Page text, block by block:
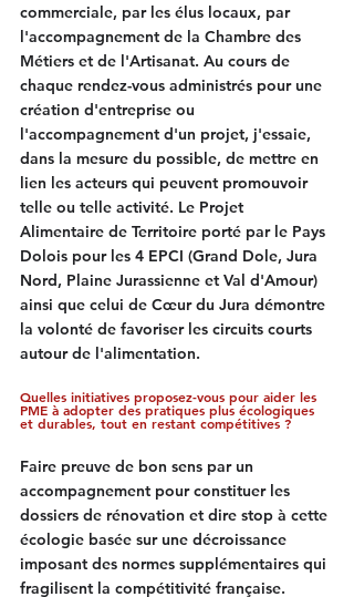
commerciale, par les élus locaux, par
l'accompagnement de la Chambre des
Métiers et de l'Artisanat. Au cours de
chaque rendez-vous administrés pour une
création d'entreprise ou
l'accompagnement d'un projet, j'essaie,
dans la mesure du possible, de mettre en
lien les acteurs qui peuvent promouvoir
telle ou telle activité. Le Projet
Alimentaire de Territoire porté par le Pays
Dolois pour les 4 EPCI (Grand Dole, Jura
Nord, Plaine Jurassienne et Val d'Amour)
ainsi que celui de Cœur du Jura démontre
la volonté de favoriser les circuits courts
autour de l'alimentation.
Quelles initiatives proposez-vous pour aider les
PME à adopter des pratiques plus écologiques
et durables, tout en restant compétitives ?
Faire preuve de bon sens par un
accompagnement pour constituer les
dossiers de rénovation et dire stop à cette
écologie basée sur une décroissance
imposant des normes supplémentaires qui
fragilisent la compétitivité française.